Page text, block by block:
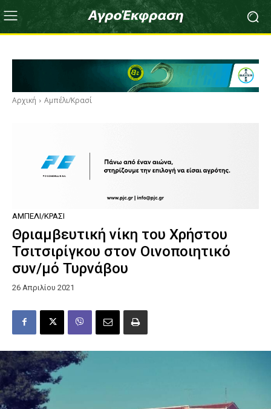
Αρχική Αμπέλι/Κρασί
ΑΜΠΈΛΙ/ΚΡΑΣΊ
Θριαμβευτική νίκη του Χρήστου
Τσιτσιρίγκου στον Οινοποιητικό
συν/μό Τυρνάβου
26 Απριλίου 2021